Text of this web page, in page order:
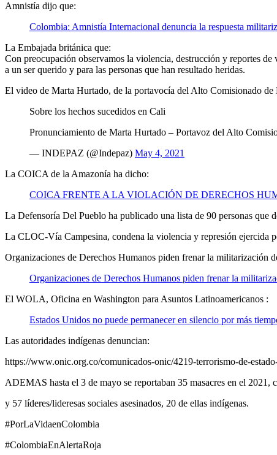
Amnistía dijo que:
Colombia: Amnistía Internacional denuncia la respuesta
La Embajada británica que:
Con preocupación observamos la violencia, destrucción y reportes
a un ser querido y para las personas que han resultado heridas.
El video de Marta Hurtado, de la portavocía del Alto Comisionado
Sobre los hechos sucedidos en Cali
Pronunciamiento de Marta Hurtado – Portavoz del Alto
— INDEPAZ (@Indepaz) May 4, 2021
La COICA de la Amazonía ha dicho:
COICA FRENTE A LA VIOLACIÓN DE DERECHOS
La Defensoría Del Pueblo ha publicado una lista de 90 personas que
La CLOC-Vía Campesina, condena la violencia y represión ejercida
Organizaciones de Derechos Humanos piden frenar la militarización
Organizaciones de Derechos Humanos piden frenar la
El WOLA, Oficina en Washington para Asuntos Latinoamericanos :
Estados Unidos no puede permanecer en silencio por más
Las autoridades indígenas denuncian:
https://www.onic.org.co/comunicados-onic/4219-terrorismo-de-
ADEMAS hasta el 3 de mayo se reportaban 35 masacres en el 2021,
y 57 líderes/lideresas sociales asesinados, 20 de ellas indígenas.
#PorLaVidaenColombia
#ColombiaEnAlertaRoja